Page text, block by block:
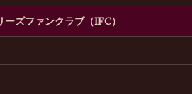
ーズファンクラブ（IFC）